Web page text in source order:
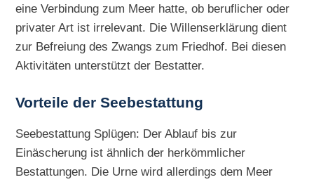
eine Verbindung zum Meer hatte, ob beruflicher oder
privater Art ist irrelevant. Die Willenserklärung dient
zur Befreiung des Zwangs zum Friedhof. Bei diesen
Aktivitäten unterstützt der Bestatter.
Vorteile der Seebestattung
Seebestattung Splügen: Der Ablauf bis zur
Einäscherung ist ähnlich der herkömmlicher
Bestattungen. Die Urne wird allerdings dem Meer